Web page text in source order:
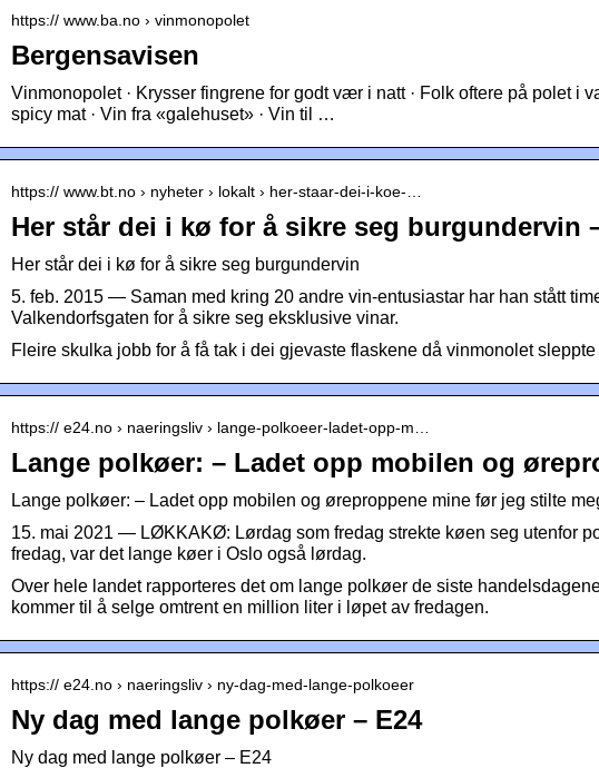
https:// www.ba.no › vinmonopolet
Bergensavisen
Vinmonopolet · Krysser fingrene for godt vær i natt · Folk oftere på polet i
spicy mat · Vin fra «galehuset» · Vin til …
https:// www.bt.no › nyheter › lokalt › her-staar-dei-i-koe-…
Her står dei i kø for å sikre seg burgundervin
Her står dei i kø for å sikre seg burgundervin
5. feb. 2015 — Saman med kring 20 andre vin-entusiastar har han stått
Valkendorfsgaten for å sikre seg eksklusive vinar.
Fleire skulka jobb for å få tak i dei gjevaste flaskene då vinmonolet
https:// e24.no › naeringsliv › lange-polkoeer-ladet-opp-m…
Lange polkøer: – Ladet opp mobilen og
Lange polkøer: – Ladet opp mobilen og øreproppene mine før jeg stilte
15. mai 2021 — LØKKAKØ: Lørdag som fredag strekte køen seg utenfor
fredag, var det lange køer i Oslo også lørdag.
Over hele landet rapporteres det om lange polkøer de siste
kommer til å selge omtrent en million liter i løpet av fredagen.
https:// e24.no › naeringsliv › ny-dag-med-lange-polkoeer
Ny dag med lange polkøer – E24
Ny dag med lange polkøer – E24